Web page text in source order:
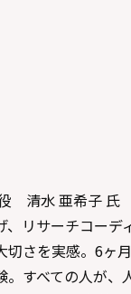
清水 亜希子 氏
リサーチコー
さを実感。6ヶ
すべての人が